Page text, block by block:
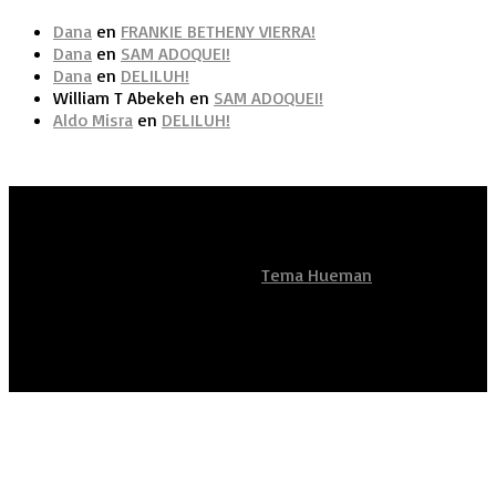
Dana en FRANKIE BETHENY VIERRA!
Dana en SAM ADOQUEI!
Dana en DELILUH!
William T Abekeh en SAM ADOQUEI!
Aldo Misra en DELILUH!
Tema Hueman